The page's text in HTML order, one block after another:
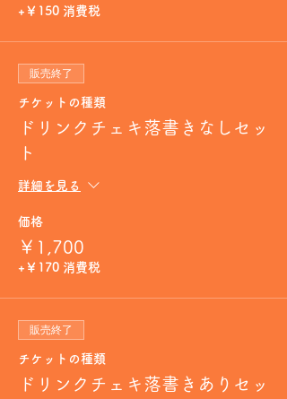
+￥150 消費税
販売終了
チケットの種類
ドリンクチェキ落書きなしセッ
ト
詳細を見る
価格
￥1,700
+￥170 消費税
販売終了
チケットの種類
ドリンクチェキ落書きありセッ